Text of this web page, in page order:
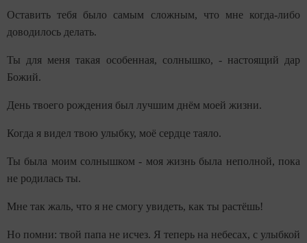
Оставить тебя было самым сложным, что мне когда-либо
доводилось делать.
Ты для меня такая особенная, солнышко, - настоящий дар
Божий.
День твоего рождения был лучшим днём моей жизни.
Когда я видел твою улыбку, моё сердце таяло.
Ты была моим солнышком - моя жизнь была неполной, пока
не родилась ты.
Мне так жаль, что я не смогу увидеть, как ты растёшь!
Но помни: твой папа не исчез. Я теперь на небесах, с улыбкой